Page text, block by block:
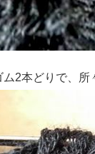
2本どりで、所